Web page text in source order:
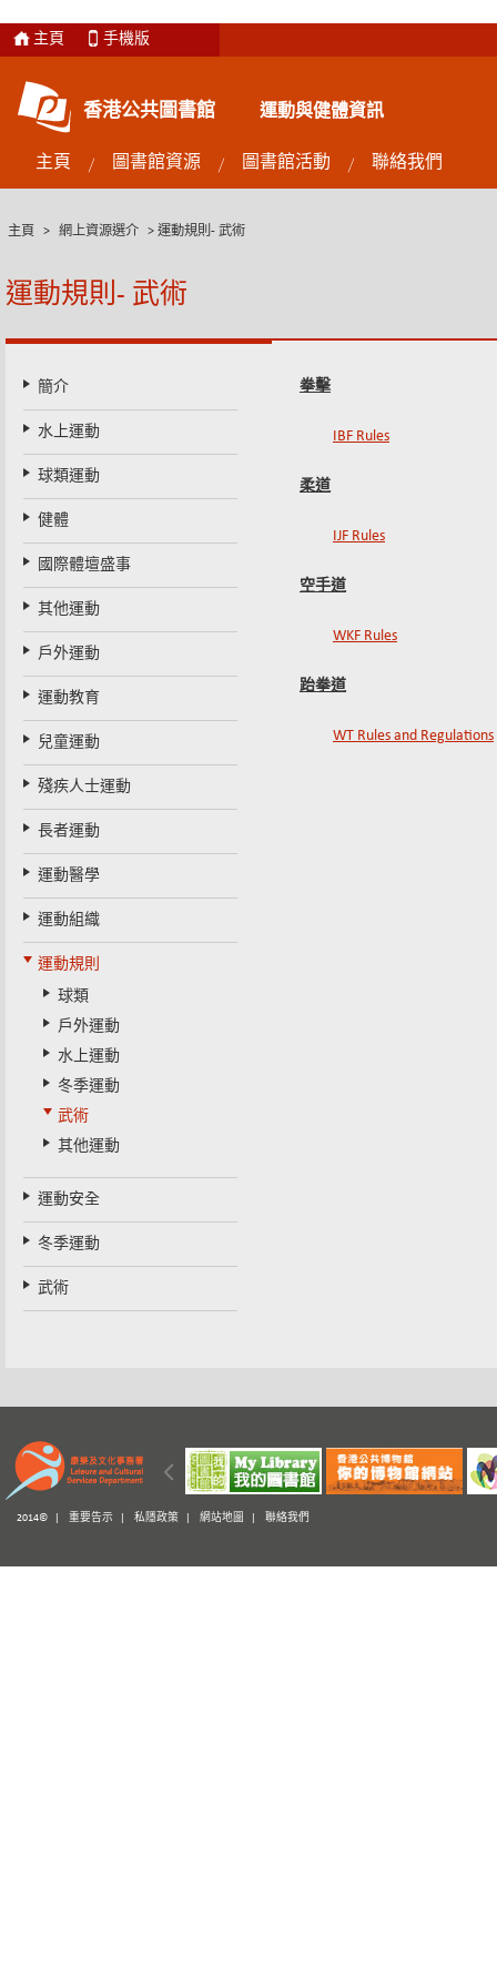
主頁 手機版
香港公共圖書館 運動與健體資訊
主頁 圖書館資源 圖書館活動 聯絡我們
主頁 > 網上資源選介 > 運動規則- 武術
運動規則- 武術
簡介
水上運動
球類運動
健體
國際體壇盛事
其他運動
戶外運動
運動教育
兒童運動
殘疾人士運動
長者運動
運動醫學
運動組織
運動規則
球類
戶外運動
水上運動
冬季運動
武術
其他運動
運動安全
冬季運動
武術
拳擊
IBF Rules
柔道
IJF Rules
空手道
WKF Rules
跆拳道
WT Rules and Regulations
2014© | 重要告示 私隱政策 網站地圖 聯絡我們